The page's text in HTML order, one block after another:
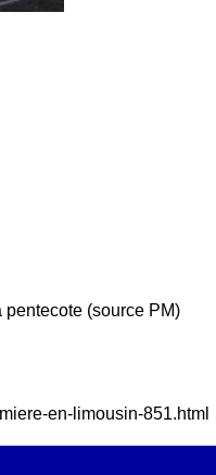
(source PM)
en-limousin-851.html